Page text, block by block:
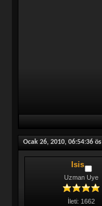
Ocak 26, 2010, 06:54:36 ös
Isis
Uzman Uye
İleti: 1662